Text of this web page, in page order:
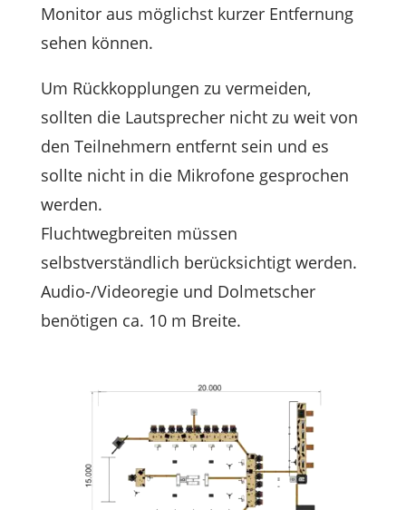
Monitor aus möglichst kurzer Entfernung
sehen können.
Um Rückkopplungen zu vermeiden,
sollten die Lautsprecher nicht zu weit von
den Teilnehmern entfernt sein und es
sollte nicht in die Mikrofone gesprochen
werden.
Fluchtwegbreiten müssen
selbstverständlich berücksichtigt werden.
Audio-/Videoregie und Dolmetscher
benötigen ca. 10 m Breite.